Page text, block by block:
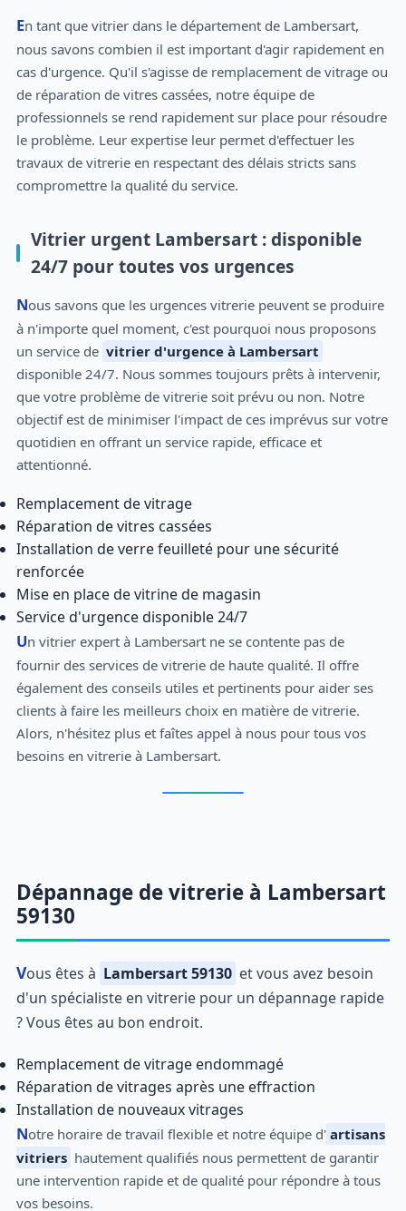
En tant que vitrier dans le département de Lambersart,
nous savons combien il est important d'agir rapidement en
cas d'urgence. Qu'il s'agisse de remplacement de vitrage ou
de réparation de vitres cassées, notre équipe de
professionnels se rend rapidement sur place pour résoudre
le problème. Leur expertise leur permet d'effectuer les
travaux de vitrerie en respectant des délais stricts sans
compromettre la qualité du service.
Vitrier urgent Lambersart : disponible
24/7 pour toutes vos urgences
Nous savons que les urgences vitrerie peuvent se produire
à n'importe quel moment, c'est pourquoi nous proposons
un service de vitrier d'urgence à Lambersart
disponible 24/7. Nous sommes toujours prêts à intervenir,
que votre problème de vitrerie soit prévu ou non. Notre
objectif est de minimiser l'impact de ces imprévus sur votre
quotidien en offrant un service rapide, efficace et
attentionné.
Remplacement de vitrage
Réparation de vitres cassées
Installation de verre feuilleté pour une sécurité
renforcée
Mise en place de vitrine de magasin
Service d'urgence disponible 24/7
Un vitrier expert à Lambersart ne se contente pas de
fournir des services de vitrerie de haute qualité. Il offre
également des conseils utiles et pertinents pour aider ses
clients à faire les meilleurs choix en matière de vitrerie.
Alors, n'hésitez plus et faîtes appel à nous pour tous vos
besoins en vitrerie à Lambersart.
Dépannage de vitrerie à Lambersart
59130
Vous êtes à Lambersart 59130 et vous avez besoin
d'un spécialiste en vitrerie pour un dépannage rapide
? Vous êtes au bon endroit.
Remplacement de vitrage endommagé
Réparation de vitrages après une effraction
Installation de nouveaux vitrages
Notre horaire de travail flexible et notre équipe d' artisans
vitriers hautement qualifiés nous permettent de garantir
une intervention rapide et de qualité pour répondre à tous
vos besoins.